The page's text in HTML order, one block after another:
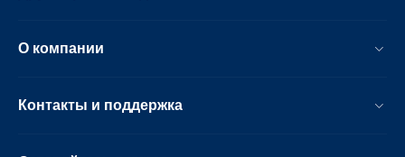
О компании
Контакты и поддержка